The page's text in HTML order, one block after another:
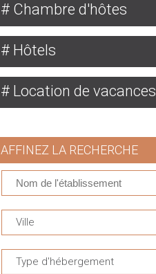
Chambre d'hôtes
Hôtels
Location de vacances
AFFINEZ LA RECHERCHE
Ville
Type d'hébergement